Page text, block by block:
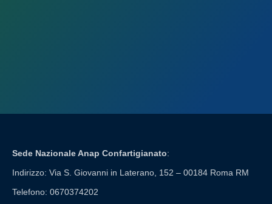
Sede Nazionale Anap Confartigianato:
Indirizzo: Via S. Giovanni in Laterano, 152 – 00184 Roma RM
Telefono: 0670374202